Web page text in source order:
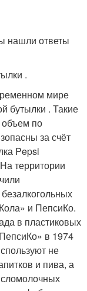
нашли ответы
.
мире
бутылки . Такие
по
за счёт
Pepsi
территории
и ПепсиКо.
в пластиковых
в 1974
не
и пива, а